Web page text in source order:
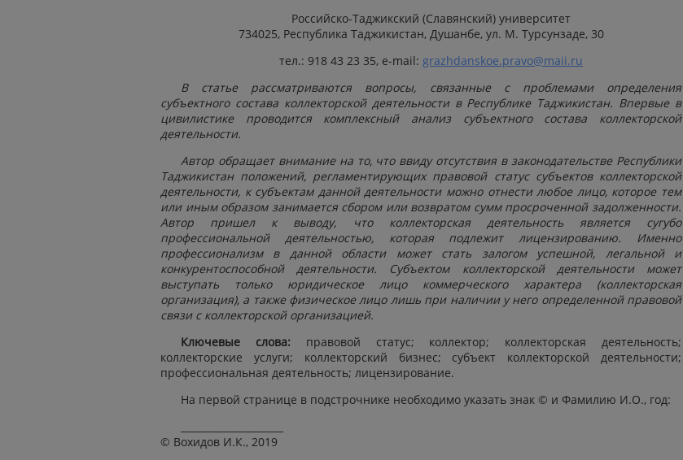
Российско-Таджикский (Славянский) университет
734025, Республика Таджикистан, Душанбе, ул. М. Турсунзаде, 30
тел.: 918 43 23 35, e-mail: grazhdanskoe.pravo@maii.ru
В статье рассматриваются вопросы, связанные с проблемами определения
субъектного состава коллекторской деятельности в Республике Таджикистан. Впервые в
цивилистике проводится комплексный анализ субъектного состава коллекторской
деятельности.
Автор обращает внимание на то, что ввиду отсутствия в законодательстве Республики
Таджикистан положений, регламентирующих правовой статус субъектов коллекторской
деятельности, к субъектам данной деятельности можно отнести любое лицо, которое тем
или иным образом занимается сбором или возвратом сумм просроченной задолженности.
Автор пришел к выводу, что
коллекторская деятельность является сугубо
профессиональной деятельностью, которая подлежит лицензированию. Именно
профессионализм в данной области может стать залогом успешной, легальной и
конкурентоспособной деятельности. Субъектом коллекторской деятельности может
выступать только юридическое лицо коммерческого характера (коллекторская
организация), а также физическое лицо лишь при наличии у него определенной правовой
связи с коллекторской организацией.
Ключевые слова: правовой статус; коллектор; коллекторская деятельность;
коллекторские услуги; коллекторский бизнес; субъект коллекторской деятельности;
профессиональная деятельность; лицензирование.
На первой странице в подстрочнике необходимо указать знак © и Фамилию И.О., год:
© Вохидов И.К., 2019